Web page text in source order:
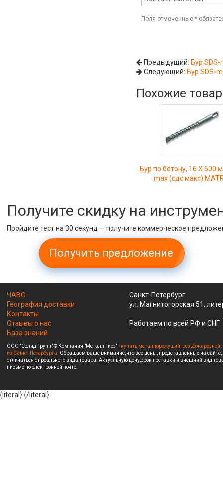
Поля отмеченные*
Предыдущий: Бур
Следующий: Бур SDS-
Похожие
Бур по бетону, 16 Х 600
max (сдс макс)
Получите скидку на
Пройдите тест на 30 секунд — получите коммерческое
Получить предложение
ЧАВО
География доставки
Контакты
Отзывы о нас
База знаний
Санкт-Петербург
ул. Магнитогорская 51,
Работаем по всей РФ и СНГ
ООО "Солид Групп" © Компания "Металл Гирз" - купить металлорежущий,
из Санкт-Петербурга. Обращаем ваше внимание, что все цены, представленные на
отличаться от реального вида товара. Актуальную цену,срок поставки и внешний вид
письме по электронной почте.
{literal}{/literal}